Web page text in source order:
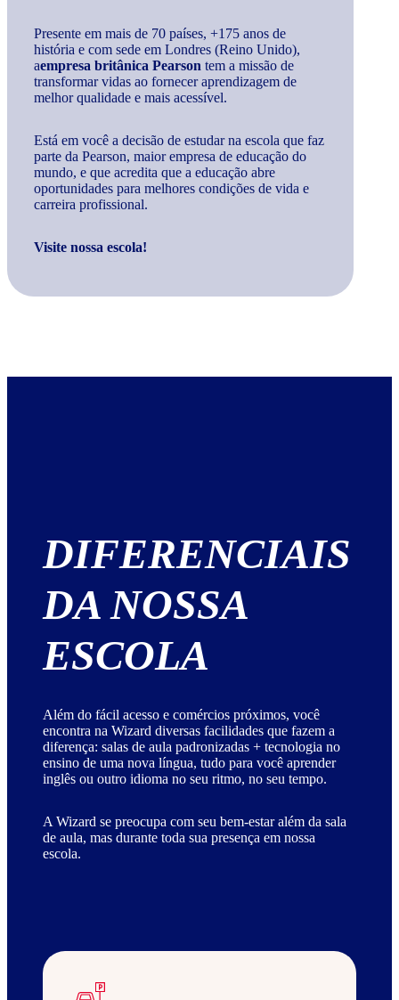
Presente em mais de 70 países, +175 anos de
história e com sede em Londres (Reino Unido),
aempresa britânica Pearson tem a missão de
transformar vidas ao fornecer aprendizagem de
melhor qualidade e mais acessível.
Está em você a decisão de estudar na escola que faz
parte da Pearson, maior empresa de educação do
mundo, e que acredita que a educação abre
oportunidades para melhores condições de vida e
carreira profissional.
Visite nossa escola!
DIFERENCIAIS
DA NOSSA
ESCOLA
Além do fácil acesso e comércios próximos, você
encontra na Wizard diversas facilidades que fazem a
diferença: salas de aula padronizadas + tecnologia no
ensino de uma nova língua, tudo para você aprender
inglês ou outro idioma no seu ritmo, no seu tempo.
A Wizard se preocupa com seu bem-estar além da sala
de aula, mas durante toda sua presença em nossa
escola.